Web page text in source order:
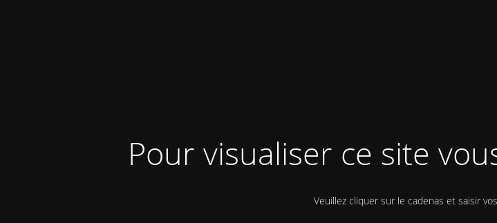
Pour visualiser ce site
Veuillez cliquer sur le cadenas et saisir